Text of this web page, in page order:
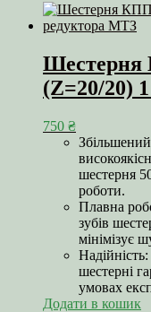
Шестерня
(Z=20/20)
750 ₴
шестерня
роботи.
Плавна
зубів
мінімізує
шестерні
умовах
Додати в кошик